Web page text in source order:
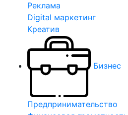
Реклама
Digital маркетинг
Креатив
Бизнес
Предпринимательство